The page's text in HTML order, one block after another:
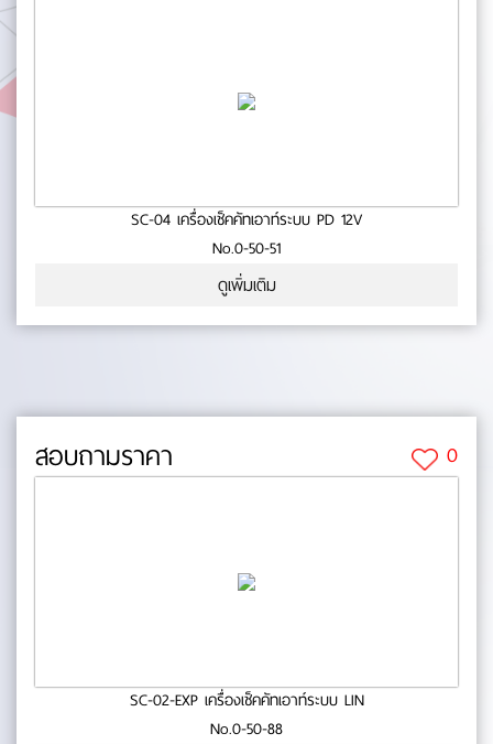
SC-04 เครื่องเช็คคัทเอาท์ระบบ PD 12V
No.0-50-51
ดูเพิ่มเติม
สอบถามราคา 0
SC-02-EXP เครื่องเช็คคัทเอาท์ระบบ LIN
No.0-50-88